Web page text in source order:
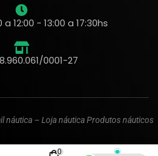
0
12:00 - 13:00 a 17:30hs
0001-27
náutica – Loja náutica Produtos náuticos